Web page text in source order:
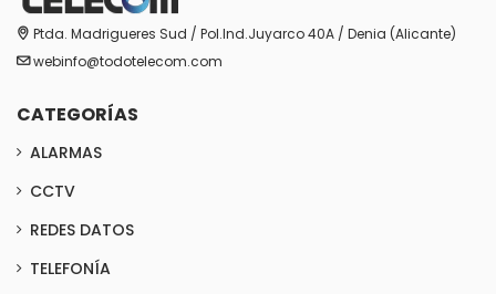
Ptda. Madrigueres Sud / Pol.Ind.Juyarco 40A / Denia (Alicante)
webinfo@todotelecom.com
CATEGORÍAS
ALARMAS
CCTV
REDES DATOS
TELEFONÍA